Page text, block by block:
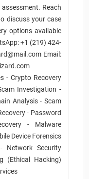
Reach
discuss your case
options available
+1 (219) 424-
Email:
- Crypto Recovery
Investigation -
Analysis - Scam
- Password
- Malware
Device Forensics
Network Security
(Ethical Hacking)